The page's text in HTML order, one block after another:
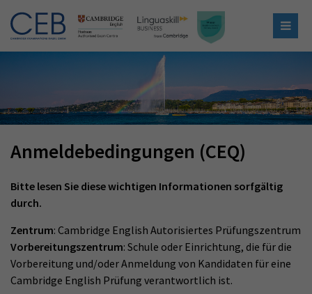
Anmeldebedingungen (CEQ)
Bitte lesen Sie diese wichtigen Informationen sorfgältig
durch.
Zentrum: Cambridge English Autorisiertes Prüfungszentrum
Vorbereitungszentrum: Schule oder Einrichtung, die für die
Vorbereitung und/oder Anmeldung von Kandidaten für eine
Cambridge English Prüfung verantwortlich ist.